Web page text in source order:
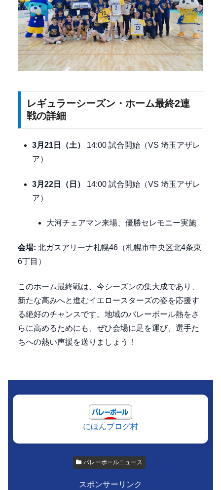
レギュラーシーズン・ホーム最終2連
戦の詳細
3月21日（土）
14:00 試合開始（VS 埼玉アザレ
ア）
3月22日（日）
14:00 試合開始（VS 埼玉アザレ
ア）
大河チェアマン来場、優勝セレモニー実施
会場: 北ガスアリーナ札幌46（札幌市中央区北4条東
6丁目）
このホーム最終戦は、今シーズンの集大成であり、
新たな高みへと進むイエロースターズの姿を応援す
る絶好のチャンスです。地域のバレーボール熱をさ
らに高めるためにも、ぜひ会場に足を運び、選手た
ちへの熱い声援を送りましょう！
にほんブログ村
バレーボールニュース
スポンサーリンク